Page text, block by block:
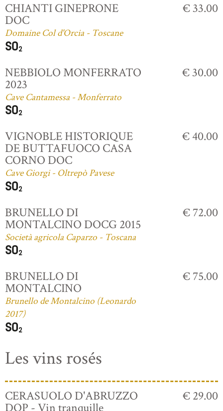
CHIANTI GINEPRONE
DOC
Domaine Col d'Orcia - Toscane
€ 33.00
NEBBIOLO MONFERRATO
2023
Cave Cantamessa - Monferrato
€ 30.00
VIGNOBLE HISTORIQUE
DE BUTTAFUOCO CASA
CORNO DOC
Cave Giorgi - Oltrepò Pavese
€ 40.00
BRUNELLO DI
MONTALCINO DOCG 2015
Società agricola Caparzo - Toscana
€ 72.00
BRUNELLO DI
MONTALCINO
Brunello de Montalcino (Leonardo
2017)
€ 75.00
Les vins rosés
CERASUOLO D'ABRUZZO
DOP - Vin tranquille
€ 29.00